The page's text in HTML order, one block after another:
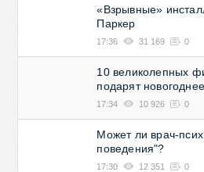
«Взрывные»
Паркер
17:36 31 169 0
10 великолепных
подарят
17:34 10 926 0
Может ли врач-
поведения"?
17:30 12 351 0